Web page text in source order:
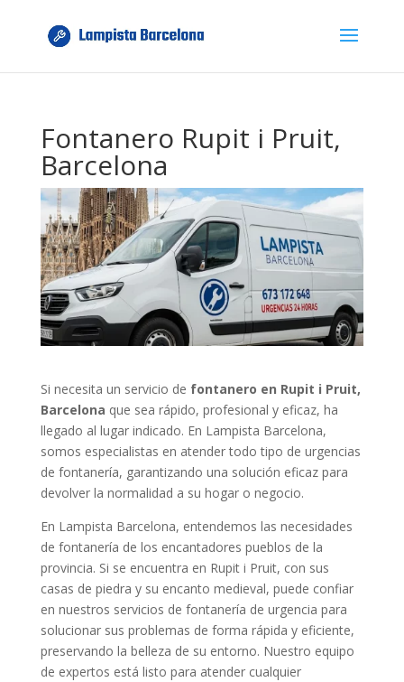
Fontanero Rupit i Pruit,
Barcelona
Si necesita un servicio de fontanero en Rupit i Pruit,
Barcelona que sea rápido, profesional y eficaz, ha
llegado al lugar indicado. En Lampista Barcelona,
somos especialistas en atender todo tipo de urgencias
de fontanería, garantizando una solución eficaz para
devolver la normalidad a su hogar o negocio.
En Lampista Barcelona, entendemos las necesidades
de fontanería de los encantadores pueblos de la
provincia. Si se encuentra en Rupit i Pruit, con sus
casas de piedra y su encanto medieval, puede confiar
en nuestros servicios de fontanería de urgencia para
solucionar sus problemas de forma rápida y eficiente,
preservando la belleza de su entorno. Nuestro equipo
de expertos está listo para atender cualquier